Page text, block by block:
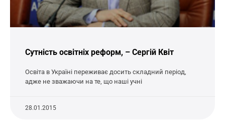
Сутність освітніх реформ, – Сергій Квіт
Освіта в Україні переживає досить складний період,
адже не зважаючи на те, що наші учні
28.01.2015